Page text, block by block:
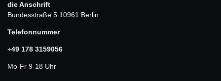
die Anschrift
Bundesstraße 5 10961 Berlin
Telefonnummer
+49 178 3159056
Mo-Fr 9-18 Uhr